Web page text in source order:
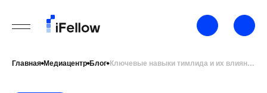
Главная Медиацентр Блог Ключевые навыки тимлида и их влияние на эффективность ИТ отдела